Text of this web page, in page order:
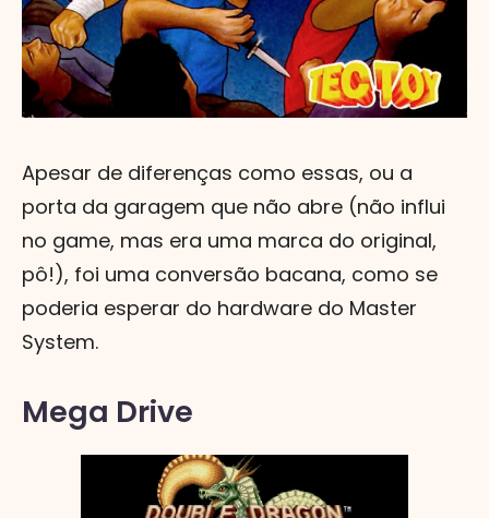
Apesar de diferenças como essas, ou a
porta da garagem que não abre (não influi
no game, mas era uma marca do original,
pô!), foi uma conversão bacana, como se
poderia esperar do hardware do Master
System.
Mega Drive